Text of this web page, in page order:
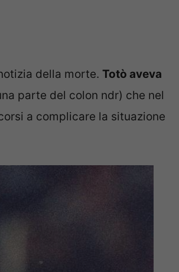
della morte. Totò aveva
parte del colon ndr) che nel
a complicare la situazione